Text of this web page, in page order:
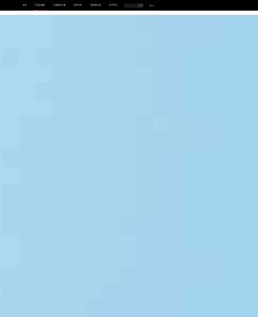
首页 产品及服务 行业解决方案 合作伙伴 投资者关系 关于我们 中EN